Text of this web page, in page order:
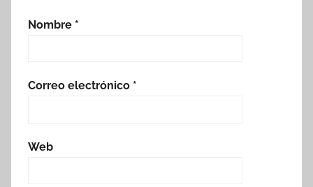
Nombre *
Correo electrónico *
Web